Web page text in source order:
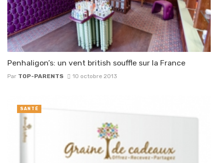
Penhaligon’s: un vent british souffle sur la France
Par TOP-PARENTS 10 octobre 2013
SANTÉ